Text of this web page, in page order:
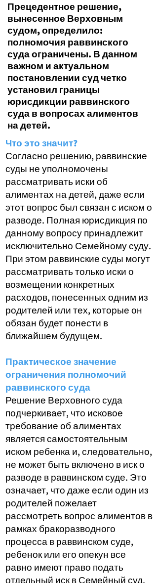
Прецедентное решение,
вынесенное Верховным
судом, определило:
полномочия раввинского
суда ограничены. В данном
важном и актуальном
постановлении суд четко
установил границы
юрисдикции раввинского
суда в вопросах алиментов
на детей.
​​Что это значит?
Согласно решению, раввинские
суды не уполномочены
рассматривать иски об
алиментах на детей, даже если
этот вопрос был связан с иском о
разводе. Полная юрисдикция по
данному вопросу принадлежит
исключительно Семейному суду.
При этом раввинские суды могут
рассматривать только иски о
возмещении конкретных
расходов, понесенных одним из
родителей или тех, которые он
обязан будет понести в
ближайшем будущем.
Практическое значение
ограничения полномочий
раввинского суда
Решение Верховного суда
подчеркивает, что исковое
требование об алиментах
является самостоятельным
иском ребенка и, следовательно,
не может быть включено в иск о
разводе в раввинском суде. Это
означает, что даже если один из
родителей пожелает
рассмотреть вопрос алиментов в
рамках бракоразводного
процесса в раввинском суде,
ребенок или его опекун все
равно имеют право подать
отдельный иск в Семейный суд.